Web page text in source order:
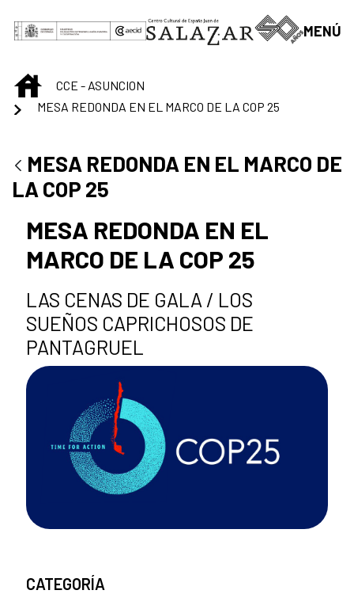
Saltar al contenido principal
MENÚ
INICIOCCE - ASUNCION
MESA REDONDA EN EL MARCO DE LA COP 25
MESA REDONDA EN EL MARCO DE
LA COP 25
MESA REDONDA EN EL
MARCO DE LA COP 25
LAS CENAS DE GALA / LOS
SUEÑOS CAPRICHOSOS DE
PANTAGRUEL
CATEGORÍA